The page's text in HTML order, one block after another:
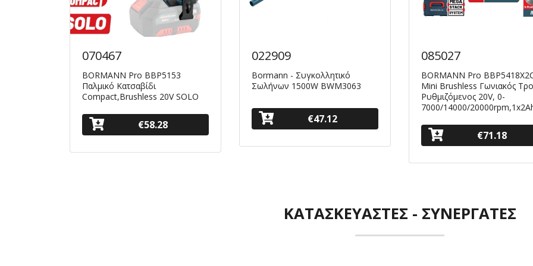
070467
BORMANN Pro BBP5153
Παλμικό Κατσαβίδι
Compact,Brushless 20V SOLO
€58.28
022909
Bormann - Συγκολλητικό
Σωλήνων 1500W BWM3063
€47.12
085027
BORMANN Pro
Μini Brushless Γωνιακός
Ρυθμιζόμενος 20V, 0-
7000/14000/
€71.18
ΚΑΤΑΣΚΕΥΑΣΤΈΣ - ΣΥΝΕΡΓΆΤΕΣ